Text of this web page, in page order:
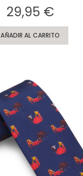
29,95 €
AÑADIR AL CARRITO